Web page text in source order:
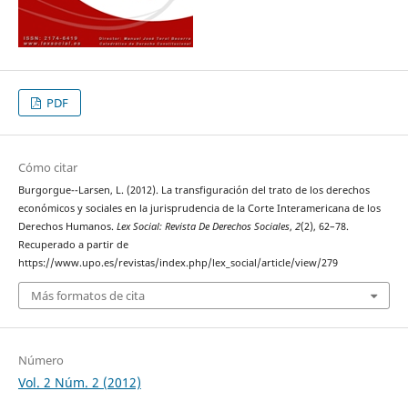
PDF
Cómo citar
Burgorgue--Larsen, L. (2012). La transfiguración del trato de los derechos
económicos y sociales en la jurisprudencia de la Corte Interamericana de los
Derechos Humanos. Lex Social: Revista De Derechos Sociales, 2(2), 62–78.
Recuperado a partir de
https://www.upo.es/revistas/index.php/lex_social/article/view/279
Más formatos de cita
Número
Vol. 2 Núm. 2 (2012)